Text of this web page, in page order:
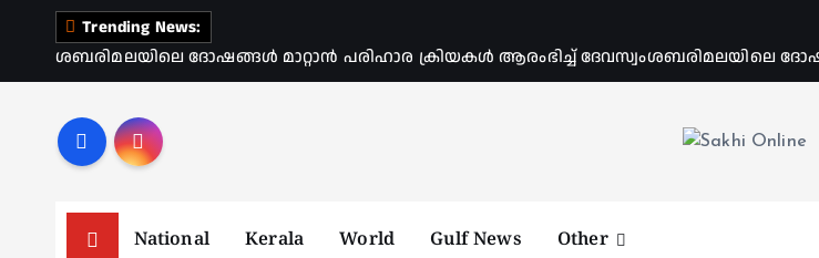
Trending News:
ശബരിമലയിലെ ദോഷങ്ങൾ മാറ്റാൻ പരിഹാര ക്രിയകൾ ആരംഭിച്ച് ദേവസ്വംശബരിമലയിലെ
National Kerala World Gulf News Other